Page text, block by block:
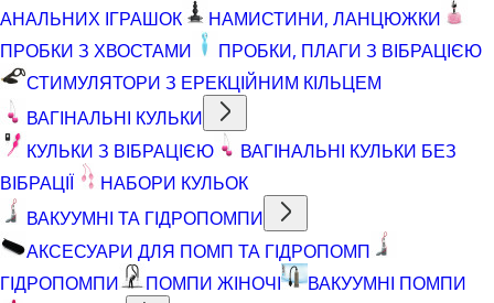
АНАЛЬНИХ ІГРАШОК
НАМИСТИНИ, ЛАНЦЮЖКИ
ПРОБКИ З ХВОСТАМИ
ПРОБКИ, ПЛАГИ З ВІБРАЦІЄЮ
СТИМУЛЯТОРИ З ЕРЕКЦІЙНИМ КІЛЬЦЕМ
ВАГІНАЛЬНІ КУЛЬКИ
КУЛЬКИ З ВІБРАЦІЄЮ
ВАГІНАЛЬНІ КУЛЬКИ БЕЗ
ВІБРАЦІЇ
НАБОРИ КУЛЬОК
ВАКУУМНІ ТА ГІДРОПОМПИ
АКСЕСУАРИ ДЛЯ ПОМП ТА ГІДРОПОМП
ГІДРОПОМПИ
ПОМПИ ЖІНОЧІ ВАКУУМНІ ПОМПИ